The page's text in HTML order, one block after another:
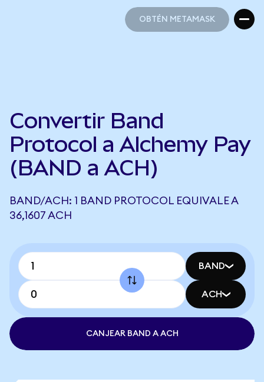
OBTÉN METAMASK
Convertir Band
Protocol a Alchemy Pay
(BAND a ACH)
BAND/ACH: 1 BAND PROTOCOL EQUIVALE A
36,1607 ACH
BAND
ACH
CANJEAR BAND A ACH